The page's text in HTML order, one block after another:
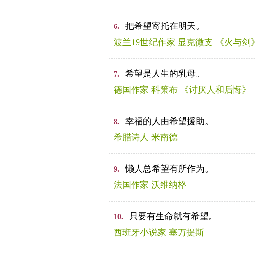
6.
把希望寄托在明天。
波兰19世纪作家 显克微支 《火与剑》
7.
希望是人生的乳母。
德国作家 科策布 《讨厌人和后悔》
8.
幸福的人由希望援助。
希腊诗人 米南德
9.
懒人总希望有所作为。
法国作家 沃维纳格
10.
只要有生命就有希望。
西班牙小说家 塞万提斯